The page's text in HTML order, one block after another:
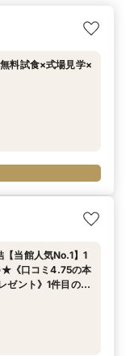
料試食×式場見学×
【当館人気No.1】1
《口コミ4.75の本
ゼント》1件目の来
円ご優待付き